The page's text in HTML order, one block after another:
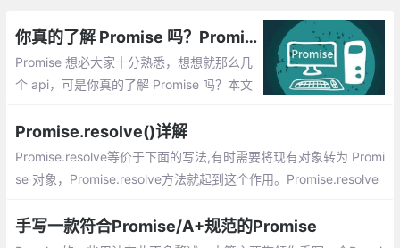
你真的了解 Promise 吗？Promise 必知必会（十道题）
Promise 想必大家十分熟悉，想想就那么几
个 api，可是你真的了解 Promise 吗？本文
看看你能做对几道。
Promise.resolve()详解
Promise.resolve等价于下面的写法,有时需要将现有对象转为 Promi
se 对象，Promise.resolve方法就起到这个作用。Promise.resolve
受状态（resolve）
手写一款符合Promise/A+规范的Promise